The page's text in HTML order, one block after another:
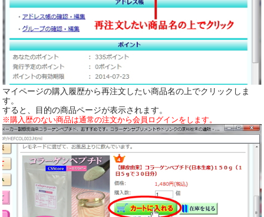
マイページの購入履歴から再注文したい商品名の上でクリックしま
す。
すると、目的の商品ページが表示されます。
※購入歴のない商品は通常の注文から会員ログインをします。